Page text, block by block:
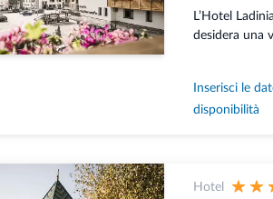
L’Hotel
desidera una
Inserisci le
disponibilità
Hotel